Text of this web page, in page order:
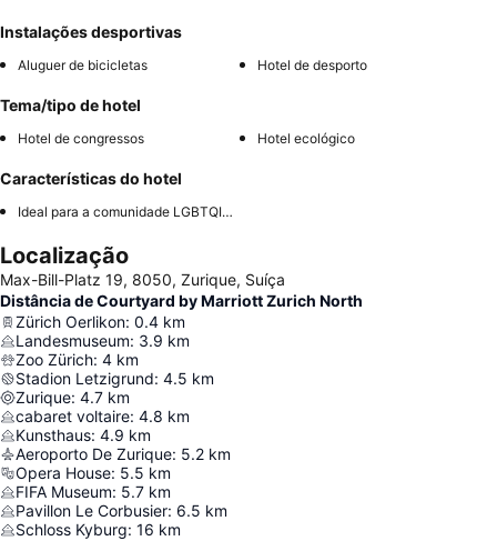
Instalações desportivas
Aluguer de bicicletas Hotel de desporto
Tema/tipo de hotel
Hotel de congressos Hotel ecológico
Características do hotel
Ideal para a comunidade LGBTQIA+
Localização
Max-Bill-Platz 19, 8050, Zurique, Suíça
Distância de Courtyard by Marriott Zurich North
Zürich Oerlikon: 0.4 km
Landesmuseum: 3.9 km
Zoo Zürich: 4 km
Stadion Letzigrund: 4.5 km
Zurique: 4.7 km
cabaret voltaire: 4.8 km
Kunsthaus: 4.9 km
Aeroporto De Zurique: 5.2 km
Opera House: 5.5 km
FIFA Museum: 5.7 km
Pavillon Le Corbusier: 6.5 km
Schloss Kyburg: 16 km